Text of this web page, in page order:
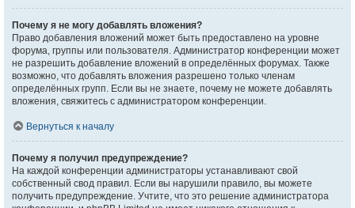
Почему я не могу добавлять вложения?
Право добавления вложений может быть предоставлено на уровне
форума, группы или пользователя. Администратор конференции может
не разрешить добавление вложений в определённых форумах. Также
возможно, что добавлять вложения разрешено только членам
определённых групп. Если вы не знаете, почему не можете добавлять
вложения, свяжитесь с администратором конференции.
Вернуться к началу
Почему я получил предупреждение?
На каждой конференции администраторы устанавливают свой
собственный свод правил. Если вы нарушили правило, вы можете
получить предупреждение. Учтите, что это решение администратора